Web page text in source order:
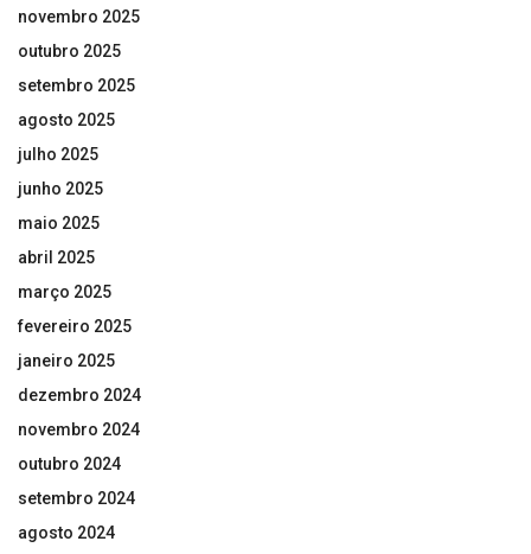
novembro 2025
outubro 2025
setembro 2025
agosto 2025
julho 2025
junho 2025
maio 2025
abril 2025
março 2025
fevereiro 2025
janeiro 2025
dezembro 2024
novembro 2024
outubro 2024
setembro 2024
agosto 2024